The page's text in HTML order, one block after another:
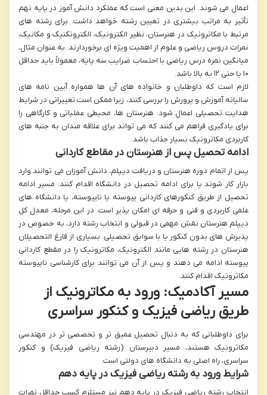
اعمال می شوند. این بدین معنی است که عملکرد دانش آموز در پایه نهم
تأثیر به مراتب بیشتری در تعیین رشته خواهد داشت. برای رشته های
مرتبط با مکاترونیک در هنرستان، نظیر الکترونیک، الکتروتکنیک و مکانیک،
نمرات دروس ریاضی و علوم از اهمیت ویژه ای برخوردارند. به عنوان مثال،
میانگین نمره درس ریاضی با احتساب ضرایب سه پایه، معمولاً باید حداقل
۱۰ یا حتی ۱۲ به بالا باشد.
لازم است که داوطلبان و خانواده های آن ها همواره آیین نامه های
سالیانه آموزش و پرورش را بررسی کنند، زیرا ممکن است تغییراتی در شرایط
هدایت تحصیلی اعمال شود. هنرستان ها، محیطی عملیاتی و کارگاهی را
برای یادگیری فراهم می کنند که می تواند برای علاقه مندان به جنبه های
کاربردی مکاترونیک بسیار جذاب باشد.
ادامه تحصیل پس از هنرستان در مقاطع کاردانی
پس از اتمام دوره هنرستان و دریافت دیپلم، دانش آموزان می توانند وارد
بازار کار شوند یا برای ادامه تحصیل در دانشگاه اقدام کنند. مسیر ادامه
تحصیل از طریق کنکورهای کاردانی پیوسته یا ناپیوسته، یا دانشگاه های
علمی کاربردی و فنی و حرفه ای امکان پذیر است. در این مرحله، معدل کل
دیپلم هنرستان نقش مهمی در قبولی و انتخاب رشته دارد، به خصوص در
پذیرش های بدون کنکور یا با سوابق تحصیلی. بسیاری از فارغ التحصیلان
هنرستان در رشته هایی مانند الکترونیک، مکاترونیک را در مقطع کاردانی
پیوسته ادامه می دهند و پس از آن می توانند برای کارشناسی ناپیوسته
مکاترونیک اقدام کنند.
مسیر آکادمیک: ورود به مکاترونیک از
طریق ریاضی فیزیک و کنکور سراسری
برای داوطلبانی که به دنبال تحصیل عمیق تر و تخصصی تر در مهندسی
مکاترونیک هستند، مسیر دبیرستان (رشته ریاضی فیزیک) و کنکور
سراسری، راه اصلی به دانشگاه های دولتی است.
شرایط ورود به رشته ریاضی فیزیک در پایه دهم
انتخاب رشته ریاضی فیزیک در پایه دهم نیز مستلزم کسب حداقل نمرات